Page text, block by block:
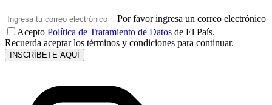
Por favor ingresa un correo electrónico
Acepto Política de Tratamiento de Datos de El País.
Recuerda aceptar los términos y condiciones para continuar.
INSCRÍBETE AQUÍ